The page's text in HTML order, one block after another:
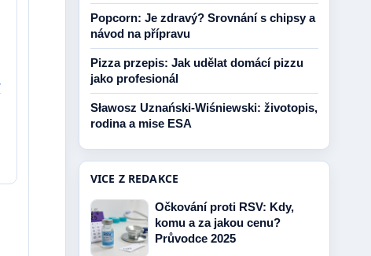
Popcorn: Je zdravý? Srovnání s chipsy a
návod na přípravu
Pizza przepis: Jak udělat domácí pizzu
jako profesionál
Sławosz Uznański-Wiśniewski: životopis,
rodina a mise ESA
VICE Z REDAKCE
Očkování proti RSV: Kdy,
komu a za jakou cenu?
Průvodce 2025